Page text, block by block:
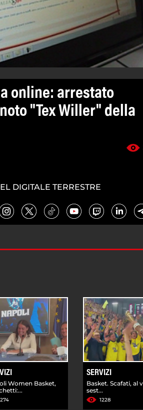
online: arrestato
"Tex Willer" della
DIGITALE TERRESTRE
Women Basket,
274
SERVIZI
Basket. Scafati, al
sest...
1228